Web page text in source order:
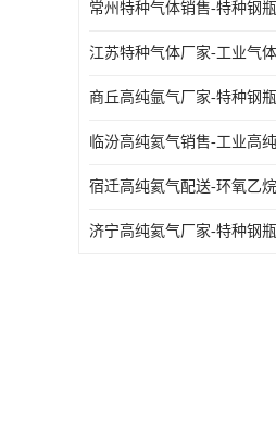
江苏特种气体厂家-工业气体